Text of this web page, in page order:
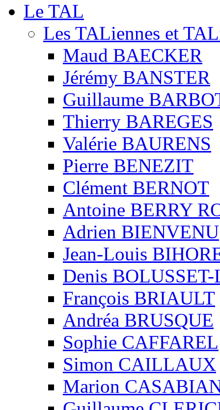
Le TAL
Les TALiennes et
Maud BAECKER
Jérémy BANSTER
Guillaume
Thierry BAREGES
Valérie BAURENS
Pierre BENEZIT
Clément BERNOT
Antoine BERRY
Adrien BIENVENU
Jean-Louis
Denis
François BRIAULT
Andréa BRUSQUE
Sophie CAFFAREL
Simon CAILLAUX
Marion